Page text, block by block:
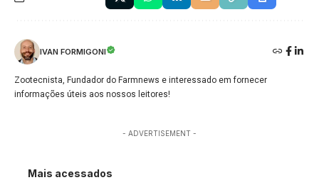
IVAN FORMIGONI
Zootecnista, Fundador do Farmnews e interessado em fornecer
informações úteis aos nossos leitores!
- ADVERTISEMENT -
Mais acessados